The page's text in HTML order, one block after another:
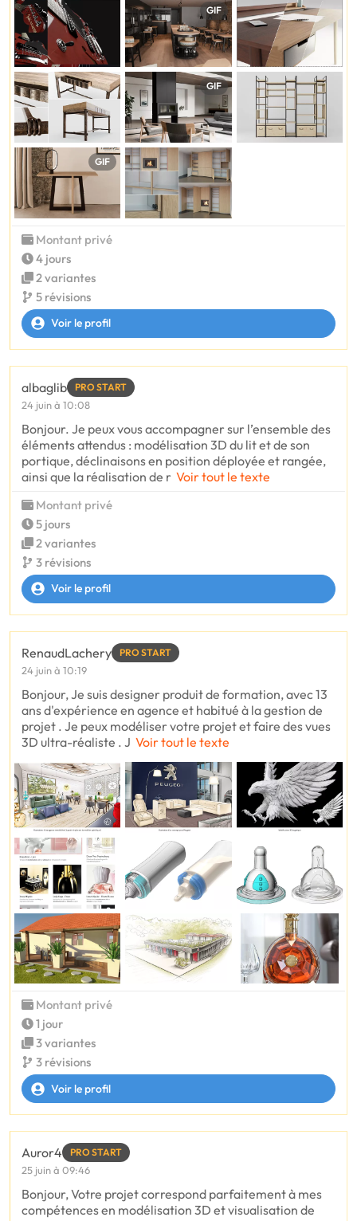
GIF
GIF
GIF
Montant privé
4 jours
2 variantes
5 révisions
Voir le profil
albaglib PRO START
24 juin à 10:08
Bonjour. Je peux vous accompagner sur l’ensemble des
éléments attendus : modélisation 3D du lit et de son
portique, déclinaisons en position déployée et rangée,
ainsi que la réalisation de r Voir tout le texte
Montant privé
5 jours
2 variantes
3 révisions
Voir le profil
RenaudLachery PRO START
24 juin à 10:19
Bonjour, Je suis designer produit de formation, avec 13
ans d'expérience en agence et habitué à la gestion de
projet . Je peux modéliser votre projet et faire des vues
3D ultra-réaliste . J Voir tout le texte
Montant privé
1 jour
3 variantes
3 révisions
Voir le profil
Auror4 PRO START
25 juin à 09:46
Bonjour, Votre projet correspond parfaitement à mes
compétences en modélisation 3D et visualisation de